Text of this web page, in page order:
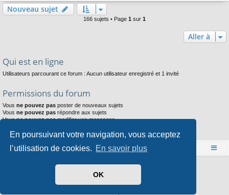
En poursuivant votre navigation, vous acceptez
l’utilisation de cookies. En savoir plus
OK
Nouveau sujet
166 sujets • Page 1 sur 1
Aller à
Qui est en ligne
Utilisateurs parcourant ce forum : Aucun utilisateur enregistré et 1 invité
Permissions du forum
Vous ne pouvez pas poster de nouveaux sujets
Vous ne pouvez pas répondre aux sujets
Vousne pouvez pasmodifier vos messages
Vousne pouvez pasjoindre des fichiers
Accueil Index du forum
Développé parphpBB® Forum Software © phpBB Limited
Arty- phpBB 3.3 par MrGaby
phpBB-fr.com